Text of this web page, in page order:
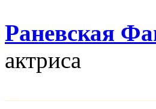
Раневская
актриса